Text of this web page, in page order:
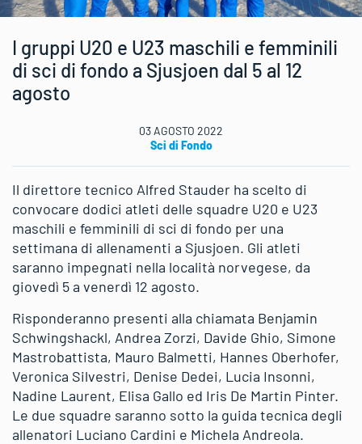
I gruppi U20 e U23 maschili e femminili
di sci di fondo a Sjusjoen dal 5 al 12
agosto
03 AGOSTO 2022
Sci di Fondo
Il direttore tecnico Alfred Stauder ha scelto di
convocare dodici atleti delle squadre U20 e U23
maschili e femminili di sci di fondo per una
settimana di allenamenti a Sjusjoen. Gli atleti
saranno impegnati nella località norvegese, da
giovedì 5 a venerdì 12 agosto.
Risponderanno presenti alla chiamata Benjamin
Schwingshackl, Andrea Zorzi, Davide Ghio, Simone
Mastrobattista, Mauro Balmetti, Hannes Oberhofer,
Veronica Silvestri, Denise Dedei, Lucia Insonni,
Nadine Laurent, Elisa Gallo ed Iris De Martin Pinter.
Le due squadre saranno sotto la guida tecnica degli
allenatori Luciano Cardini e Michela Andreola.